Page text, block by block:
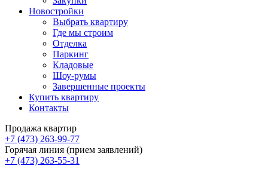
Новостройки
Выбрать квартиру
Где мы строим
Отделка
Паркинг
Кладовые
Шоу-румы
Завершенные проекты
Купить квартиру
Контакты
Продажа квартир
+7 (473) 263-99-77
Горячая линия (прием заявлений)
+7 (473) 263-55-31